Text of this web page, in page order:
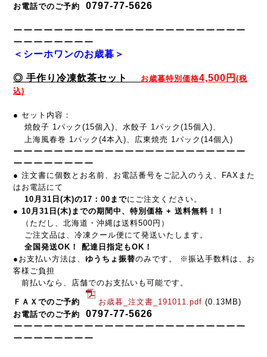
お電話でのご予約
0797-77-5626
ーーーーーーーーーーーーーーーーーーーーーーー
ーーーーーーーー
＜シーホワンのお歳暮 ＞
◎ 手作り冷凍飲茶セット お歳暮特別 価格4,500円 (税
込)
● セット内容：
焼餃子 1パック(15個入)、水餃子 1パック(15個入)、
上海風春巻 1パック(4本入)、広東焼売 1パック(14個入)
ーーーーーーーーーーーーーーーーーーーーーーー
ーーーーーーーー
● 注文書に個数とお名前、お電話番号をご記入のうえ、FAXまた
はお電話にて
10月31日(木)の17：00までにご注文ください。
● 10月31日(木)までの期間中、特別価格 + 送料無料！！
（ただし、北海道・沖縄は送料500円）
ご注文品は、冷凍クール便にて発送いたします。
全国発送OK！ 配達日指定もOK！
● お支払い方法は、 ゆうちょ振替のみです。 ※振込手数料は、お
客様ご負担
前払いなら、店舗でのお支払いも可能です。
ＦＡＸでのご予約 お歳暮_注文書_191011.pdf (0.13MB)
お電話でのご予約
0797-77-5626
ーーーーーーーーーーーーーーーーーーーーーーー
ーーーーーーーー